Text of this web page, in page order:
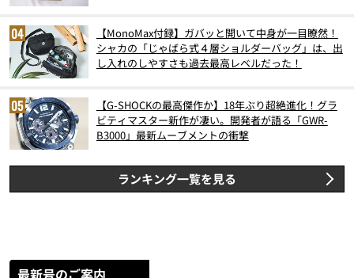
【MonoMax付録】ガバッと開いて中身が一目瞭然！
シャカの「じゃばら式４層ショルダーバッグ」は、出
し入れのしやすさも過去最高レベルだった！
【G-SHOCKの最高傑作か】18年ぶり超絶進化！グラ
ビティマスター新作が凄い。開発者が語る「GWR-
B3000」最新ムーブメントの衝撃
ランキング一覧を見る